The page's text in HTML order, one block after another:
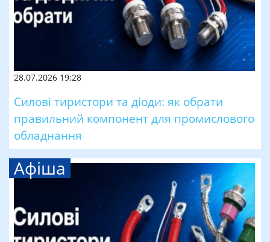
28.07.2026 19:28
Силові тиристори та діоди: як обрати
правильний компонент для промислового
обладнання
Афіша